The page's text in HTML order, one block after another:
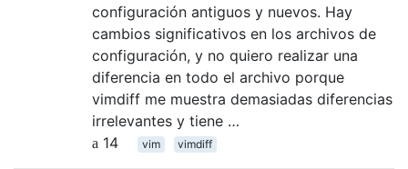
configuración antiguos y nuevos. Hay
cambios significativos en los archivos de
configuración, y no quiero realizar una
diferencia en todo el archivo porque
vimdiff me muestra demasiadas diferencias
irrelevantes y tiene …
14
vim vimdiff